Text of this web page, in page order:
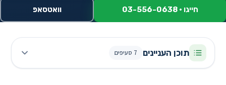
חייגו · 03-556-0638 וואטסאפ
תוכן העניינים 7 סעיפים